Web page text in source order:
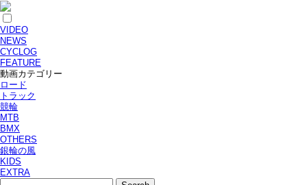
VIDEO
NEWS
CYCLOG
FEATURE
動画カテゴリー
ロード
トラック
競輪
MTB
BMX
OTHERS
銀輪の風
KIDS
EXTRA